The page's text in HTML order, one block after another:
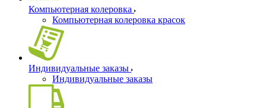
Компьютерная колеровка
Компьютерная колеровка красок
Индивидуальные заказы
Индивидуальные заказы